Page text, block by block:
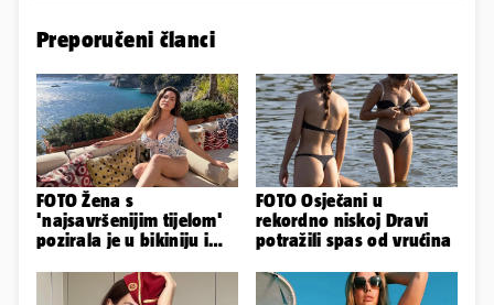
Preporučeni članci
FOTO Žena s
'najsavršenijim tijelom'
pozirala je u bikiniju i
obline...
FOTO Osječani u
rekordno niskoj Dravi
potražili spas od vrućina